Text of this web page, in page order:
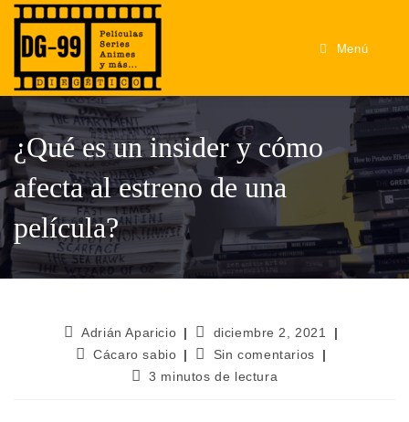
Menú
¿Qué es un insider y cómo
afecta al estreno de una
película?
Adrián Aparicio
diciembre 2, 2021
Cácaro sabio
Sin comentarios
3 minutos de lectura